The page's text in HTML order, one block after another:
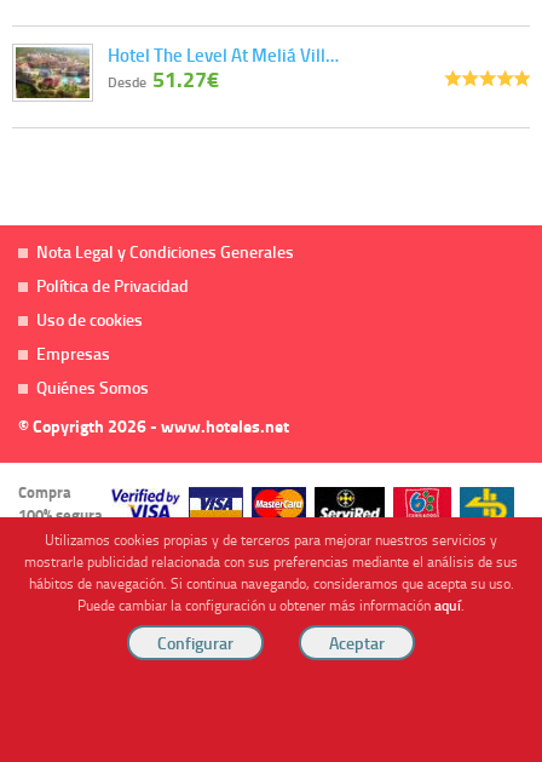
Hotel The Level At Meliá Vill…
Desde 51.27€
Nota Legal y Condiciones Generales
Política de Privacidad
Uso de cookies
Empresas
Quiénes Somos
© Copyrigth 2026 - www.hoteles.net
Compra
100% segura
Cofinanciado por
Utilizamos cookies propias y de terceros para mejorar nuestros servicios y
mostrarle publicidad relacionada con sus preferencias mediante el análisis de sus
hábitos de navegación. Si continua navegando, consideramos que acepta su uso.
Puede cambiar la configuración u obtener más informaciónaquí.